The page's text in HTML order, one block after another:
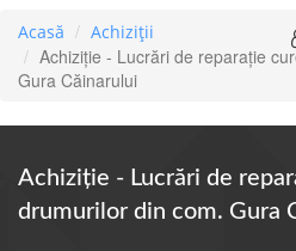
Acasă Achiziții
Achiziție - Lucrări de reparație
Gura Căinarului
Achiziție - Lucrări de
drumurilor din com. Gura